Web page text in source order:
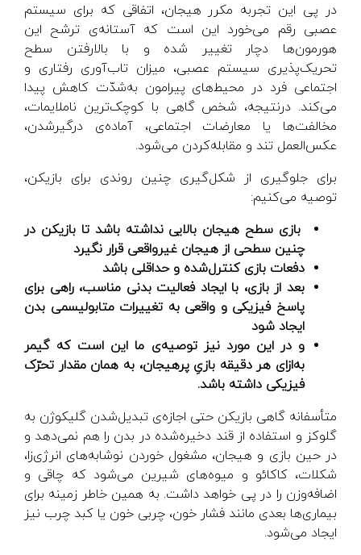
در پی این تجربه مکرر هیجان، اتفاقی که برای سیستم
عصبی رقم می‌خورد این است که آستانه‌ی ترشح این
هورمون‌ها دچار تغییر شده و با بالارفتن سطح
تحریک‌پذیری سیستم عصبی، میزان تاب‌آوری رفتاری و
اجتماعی فرد در محیط‌های پیرامون به‌شدّت کاهش پیدا
می‌کند. درنتیجه، شخص گاهی با کوچک‌ترین ناملایمات،
مخالفت‌ها یا معارضات اجتماعی، آماده‌ی درگیرشدن،
عکس‌العمل تند و مقابله‌کردن می‌شود.
برای جلوگیری از شکل‌گیری چنین روندی برای بازیکن،
توصیه می‌کنیم:
بازی سطح هیجان بالایی نداشته باشد تا بازیکن در
چنین سطحی از هیجان غیرواقعی قرار نگیرد
دفعات بازی کنترل‌شده و حداقلی باشد
بعد از بازی، با ایجاد فعالیت بدنی مناسب، راهی برای
پاسخ فیزیکی و واقعی به تغییرات متابولیسمی بدن
ایجاد شود
و در این مورد نیز توصیه‌ی ما این است که گیمر
به‌ازای هر دقیقه بازیِ پرهیجان، به همان مقدار تحرّک
فیزیکی داشته باشد.
متأسفانه گاهی بازیکن حتی اجازه‌ی تبدیل‌شدن گلیکوژن به
گلوکز و استفاده از قند دخیره‌شده در بدن را هم نمی‌دهد و
در حین بازی و هیجان، مشغول خوردن نوشابه‌های انرژی‌زا،
شکلات، کاکائو و میوه‌های شیرین می‌شود که چاقی و
اضافه‌وزن را در پی خواهد داشت. به همین خاطر زمینه برای
بیماری‌ها بعدی مانند فشار خون، چربی خون یا کبد چرب نیز
ایجاد می‌شود.